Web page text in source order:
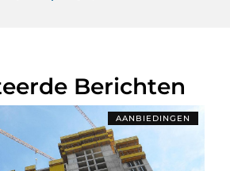
Berichten
AANBIEDINGEN